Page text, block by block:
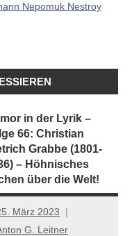
Nepomuk Nestroy
in der Lyrik –
66: Christian
Grabbe (1801-
– Höhnisches
über die Welt!
März 2023
G. Leitner